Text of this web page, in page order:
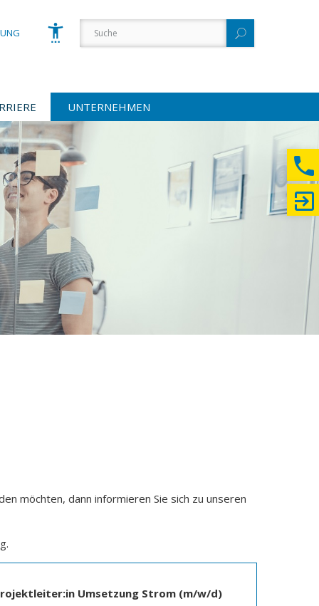
UNTERNEHMEN
möchten, dann informieren Sie sich zu unseren
Umsetzung Strom (m/w/d)
Schrift vergrößern
Schrift verkleinern
Wortabstand vergrößern